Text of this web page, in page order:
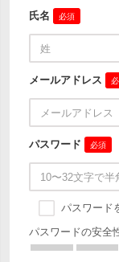
氏名 必須
メールアドレス
パスワード 必須
パスワード
パスワードの安全